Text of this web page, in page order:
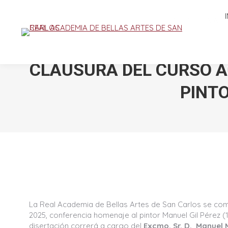
LA
CLAUSURA DEL CURSO
La Real Academia de Bellas Artes de San Carlos se
2025, conferencia homenaje al pintor Manuel Gil Pérez
disertación correrá a cargo del Excmo. Sr. D. Manuel